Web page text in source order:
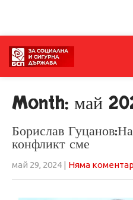
Month: май
Борислав
конфликт сме
май 29, 2024 | Няма